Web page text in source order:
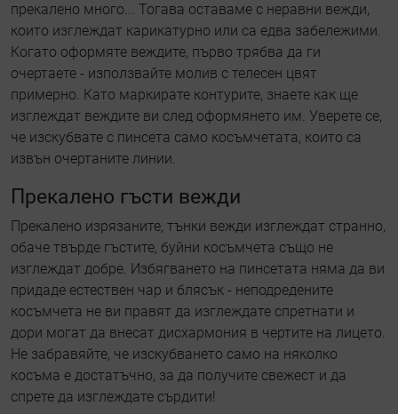
прекалено много... Тогава оставаме с неравни вежди,
които изглеждат карикатурно или са едва забележими.
Когато оформяте веждите, първо трябва да ги
очертаете - използвайте молив с телесен цвят
примерно. Като маркирате контурите, знаете как ще
изглеждат веждите ви след оформянето им. Уверете се,
че изскубвате с пинсета само косъмчетата, които са
извън очертаните линии.
Прекалено гъсти вежди
Прекалено изрязаните, тънки вежди изглеждат странно,
обаче твърде гъстите, буйни косъмчета също не
изглеждат добре. Избягването на пинсетата няма да ви
придаде естествен чар и блясък - неподредените
косъмчета не ви правят да изглеждате спретнати и
дори могат да внесат дисхармония в чертите на лицето.
Не забравяйте, че изскубването само на няколко
косъма е достатъчно, за да получите свежест и да
спрете да изглеждате сърдити!